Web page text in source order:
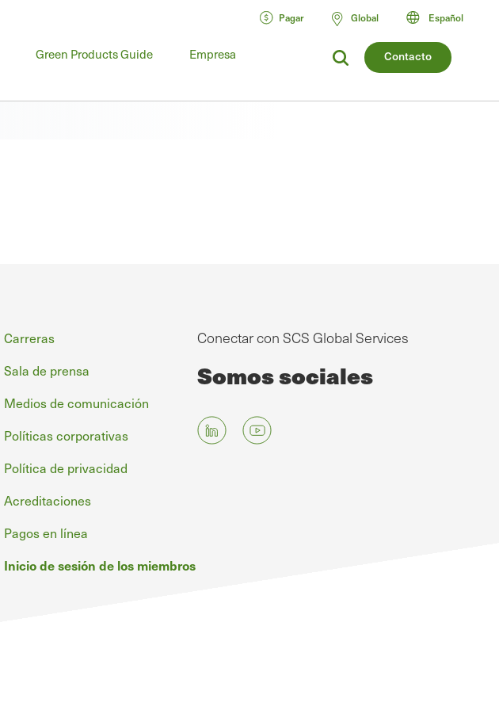
Contacto
Green Products Guide Empresa
Pagar Global Español
Pie
de
página
Carreras
Sala de prensa
Medios de comunicación
Políticas corporativas
Política de privacidad
Acreditaciones
Pagos en línea
Inicio de sesión de los miembros
Conectar con SCS Global Services
Somos sociales